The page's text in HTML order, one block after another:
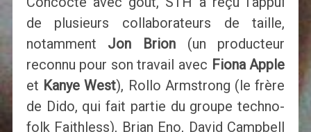
de plusieurs collaborateurs de taille,
notamment Jon Brion (un producteur
reconnu pour son travail avec Fiona Apple
et Kanye West), Rollo Armstrong (le frère
de Dido, qui fait partie du groupe techno-
folk Faithless), Brian Eno, David Campbell